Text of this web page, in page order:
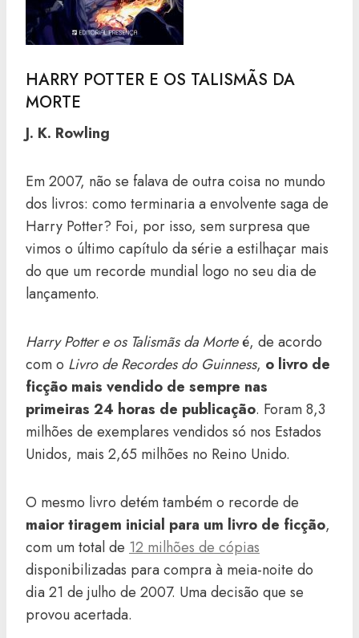
HARRY POTTER E OS TALISMÃS DA
MORTE
J. K. Rowling
Em 2007, não se falava de outra coisa no mundo
dos livros: como terminaria a envolvente saga de
Harry Potter? Foi, por isso, sem surpresa que
vimos o último capítulo da série a estilhaçar mais
do que um recorde mundial logo no seu dia de
lançamento.
Harry Potter e os Talismãs da Morteé, de acordo
com o Livro de Recordes do Guinness, o livro de
ficção mais vendido de sempre nas
primeiras 24 horas de publicação. Foram 8,3
milhões de exemplares vendidos só nos Estados
Unidos, mais 2,65 milhões no Reino Unido.
O mesmo livro detém também o recorde de
maior tiragem inicial para um livro de ficção,
com um total de 12 milhões de cópias
disponibilizadas para compra à meia-noite do
dia 21 de julho de 2007. Uma decisão que se
provou acertada.